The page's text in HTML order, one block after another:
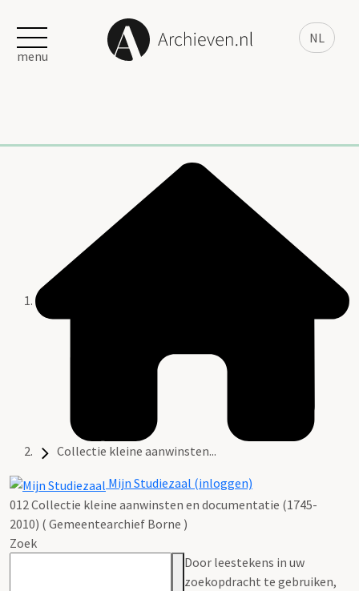
NL
menu
Collectie kleine aanwinsten...
Mijn Studiezaal (inloggen)
012 Collectie kleine aanwinsten en documentatie (1745-
2010) ( Gemeentearchief Borne )
Zoek
Door leestekens in uw
zoekopdracht te gebruiken,